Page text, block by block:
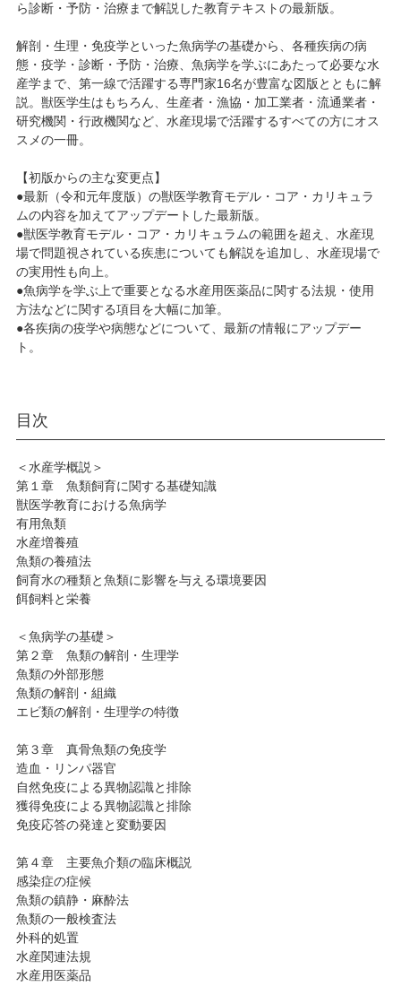
ら診断・予防・治療まで解説した教育テキストの最新版。
解剖・生理・免疫学といった魚病学の基礎から、各種疾病の病
態・疫学・診断・予防・治療、魚病学を学ぶにあたって必要な水
産学まで、第一線で活躍する専門家16名が豊富な図版とともに解
説。獣医学生はもちろん、生産者・漁協・加工業者・流通業者・
研究機関・行政機関など、水産現場で活躍するすべての方にオス
スメの一冊。
【初版からの主な変更点】
●最新（令和元年度版）の獣医学教育モデル・コア・カリキュラ
ムの内容を加えてアップデートした最新版。
●獣医学教育モデル・コア・カリキュラムの範囲を超え、水産現
場で問題視されている疾患についても解説を追加し、水産現場で
の実用性も向上。
●魚病学を学ぶ上で重要となる水産用医薬品に関する法規・使用
方法などに関する項目を大幅に加筆。
●各疾病の疫学や病態などについて、最新の情報にアップデー
ト。
目次
＜水産学概説＞
第１章 魚類飼育に関する基礎知識
獣医学教育における魚病学
有用魚類
水産増養殖
魚類の養殖法
飼育水の種類と魚類に影響を与える環境要因
餌飼料と栄養
＜魚病学の基礎＞
第２章 魚類の解剖・生理学
魚類の外部形態
魚類の解剖・組織
エビ類の解剖・生理学の特徴
第３章 真骨魚類の免疫学
造血・リンパ器官
自然免疫による異物認識と排除
獲得免疫による異物認識と排除
免疫応答の発達と変動要因
第４章 主要魚介類の臨床概説
感染症の症候
魚類の鎮静・麻酔法
魚類の一般検査法
外科的処置
水産関連法規
水産用医薬品